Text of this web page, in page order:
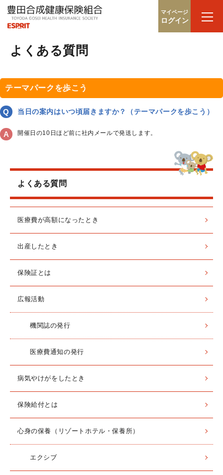
マイページ
ログイン
よくある質問
テーマパークを歩こう
当日の案内はいつ頃届きますか？（テーマパークを歩こう）
開催日の10日ほど前に社内メールで発送します。
よくある質問
医療費が高額になったとき
出産したとき
保険証とは
広報活動
機関誌の発行
医療費通知の発行
病気やけがをしたとき
保険給付とは
心身の保養（リゾートホテル・保養所）
エクシブ